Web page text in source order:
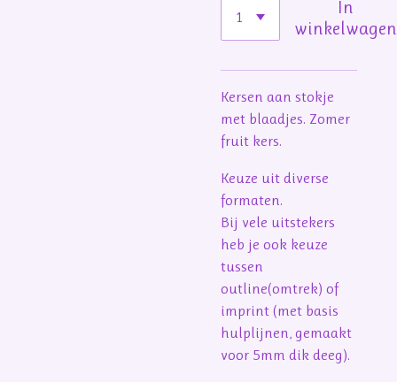
In
winkelwagen
Kersen aan stokje
met blaadjes. Zomer
fruit kers.
Keuze uit diverse
formaten.
Bij vele uitstekers
heb je ook keuze
tussen
outline(omtrek) of
imprint (met basis
hulplijnen, gemaakt
voor 5mm dik deeg).